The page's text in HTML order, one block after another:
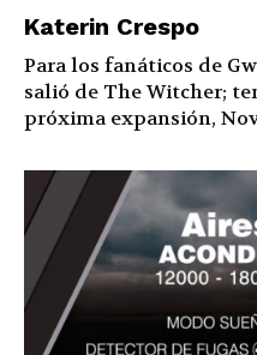
Katerin Crespo
Para los fanáticos de
salió de The Witcher;
próxima expansión,